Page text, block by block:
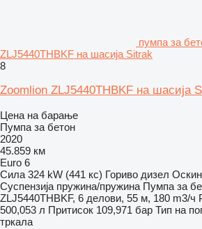
пумпа за
ZLJ5440THBKF на шасија Sitrak
8
Zoomlion ZLJ5440THBKF на шасија
Цена на барање
Пумпа за бетон
2020
45.859 км
Euro 6
Сила 324 kW (441 кс) Гориво дизел
Суспензија пружина/пружина Пумпа за
ZLJ5440THBKF, 6 делови, 55 м, 180 m3/ч
500,053 л Притисок 109,971 бар Тип на
тркала